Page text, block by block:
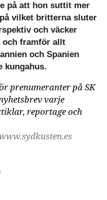
på att hon suttit mer
vilket britterna sluter
och väcker
och framför allt
och Spanien
kungahus.
prenumeranter på SK
varje
reportage och